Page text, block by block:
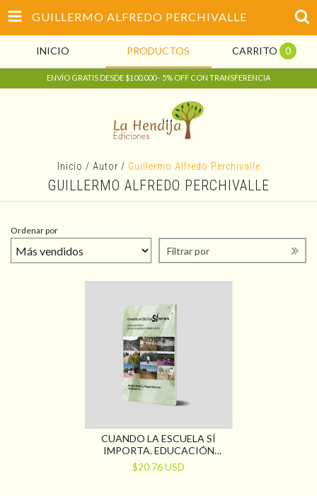
GUILLERMO ALFREDO PERCHIVALLE
INICIO PRODUCTOS CARRITO 0
ENVÍO GRATIS DESDE $100.000 - 5% OFF CON TRANSFERENCIA
Inicio / Autor / Guillermo Alfredo Perchivalle
GUILLERMO ALFREDO PERCHIVALLE
Ordenar por
Filtrar por
CUANDO LA ESCUELA SÍ
IMPORTA. EDUCACIÓN
RURAL: LO QUE LA PANDEMIA
(NO)S MOSTRÓ
$20.76 USD